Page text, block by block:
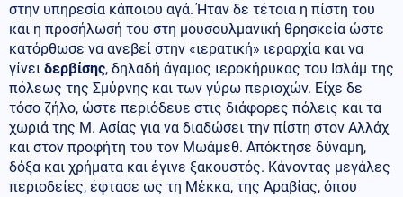
στην υπηρεσία κάποιου αγά. Ήταν δε τέτοια η πίστη του
και η προσήλωσή του στη μουσουλμανική θρησκεία ώστε
κατόρθωσε να ανεβεί στην «ιερατική» ιεραρχία και να
γίνει δερβίσης, δηλαδή άγαμος ιεροκήρυκας του Ισλάμ της
πόλεως της Σμύρνης και των γύρω περιοχών. Είχε δε
τόσο ζήλο, ώστε περιόδευε στις διάφορες πόλεις και τα
χωριά της Μ. Ασίας για να διαδώσει την πίστη στον Αλλάχ
και στον προφήτη του τον Μωάμεθ. Απόκτησε δύναμη,
δόξα και χρήματα και έγινε ξακουστός. Κάνοντας μεγάλες
περιοδείες, έφτασε ως τη Μέκκα, της Αραβίας, όπου